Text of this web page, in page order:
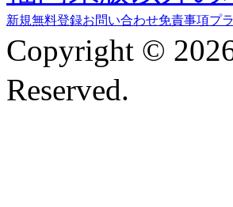
新規無料登録お問い合わせ免責事項プ
Copyright ©
Reserved.